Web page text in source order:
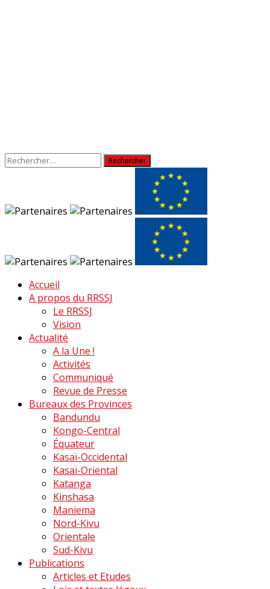
Rechercher :
Accueil
A propos du RRSSJ
Le RRSSJ
Vision
Actualité
A la Une !
Activités
Communiqué
Revue de Presse
Bureaux des Provinces
Bandundu
Kongo-Central
Équateur
Kasaï-Occidental
Kasaï-Oriental
Katanga
Kinshasa
Maniema
Nord-Kivu
Orientale
Sud-Kivu
Publications
Articles et Etudes